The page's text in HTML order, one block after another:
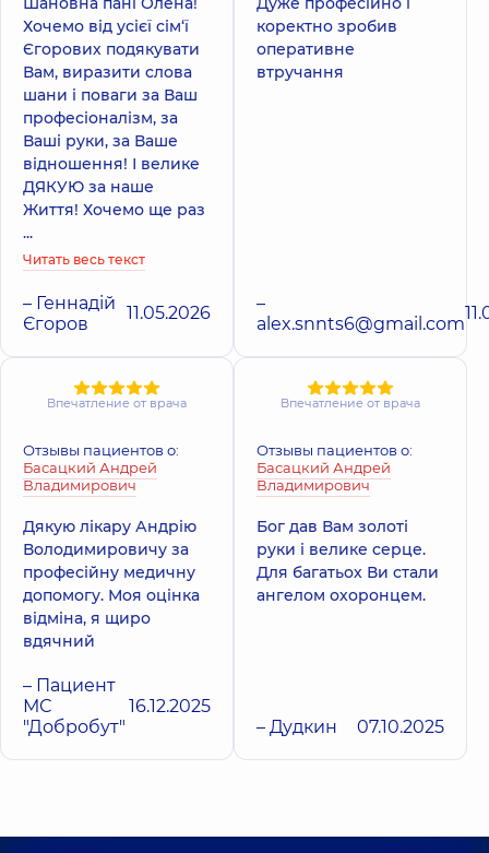
Хочемо від усієї сім‘ї
Єгорових подякувати
Вам, виразити слова
шани і поваги за Ваш
професіоналізм, за
Ваші руки, за Ваше
відношення! І велике
ДЯКУЮ за наше
Життя! Хочемо ще раз
...
Читать весь текст
– Геннадій
Єгоров
11.05.2026
коректно зробив
оперативне
втручання
–
alex.snnts6@gmail.com
Впечатление от врача
Отзывы пациентов о:
Басацкий Андрей
Владимирович
Дякую лікару Андрію
Володимировичу за
професійну медичну
допомогу. Моя оцінка
відміна, я щиро
вдячний
– Пациент
МС
"Добробут"
16.12.2025
Впечатление от врача
Отзывы пациентов о:
Басацкий Андрей
Владимирович
Бог дав Вам золоті
руки і велике серце.
Для багатьох Ви стали
ангелом охоронцем.
– Дудкин 07.10.2025